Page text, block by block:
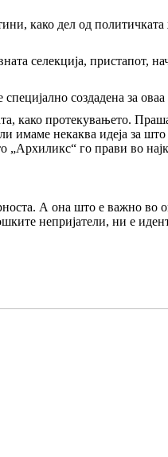
како дел од
селекција, пристапот,
создадена за
како протекувањето.
имаме некаква идеја за
го прави во
А она што е важно во
непријатели, ни е